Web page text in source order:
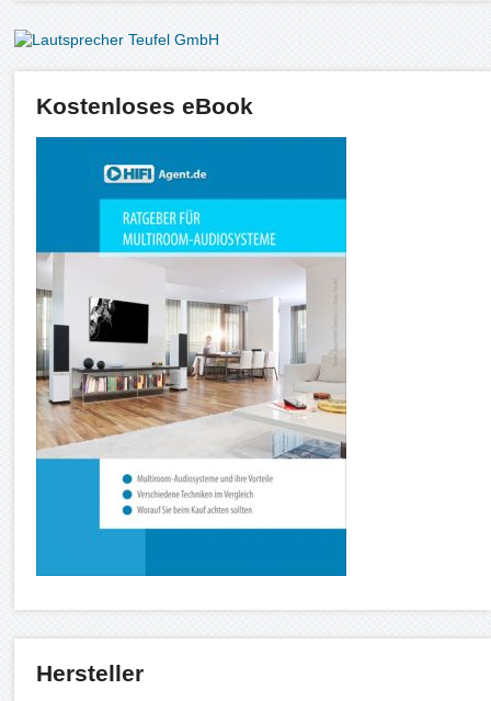
Kostenloses eBook
Hersteller